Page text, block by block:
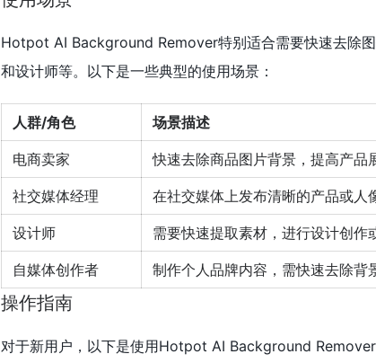
Hotpot AI Background Remover特别适合需要快速去除
和设计师等。以下是一些典型的使用场景：
人群/角色 场景描述
电商卖家 快速去除商品图片背景，提高产品
社交媒体经理 在社交媒体上发布清晰的产品或人
设计师 需要快速提取素材，进行设计创作
自媒体创作者 制作个人品牌内容，需快速去除背
操作指南
对于新用户，以下是使用Hotpot AI Background Remover